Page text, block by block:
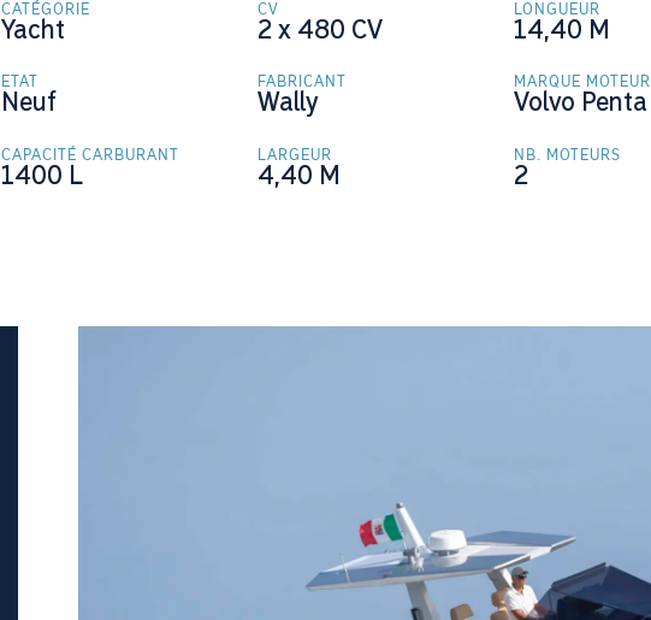
CATÉGORIE
Yacht
CV
2 x 480 CV
LONGUEUR
14,40 M
ETAT
Neuf
FABRICANT
Wally
MARQUE MOTEUR
Volvo Penta
CAPACITÉ CARBURANT
1400 L
LARGEUR
4,40 M
NB. MOTEURS
2